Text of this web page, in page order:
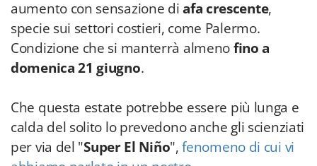
aumento con sensazione diafa crescente,
specie sui settori costieri, come Palermo.
Condizione che si manterrà almenofino a
domenica 21 giugno.
Che questa estate potrebbe essere più lunga e
calda del solito lo prevedono anche gli scienziati
per via del "Super El Niño",fenomeno di cui vi